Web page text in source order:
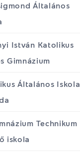
Általános
István Katolikus
Gimnázium
Általános Iskola
Technikum
iskola